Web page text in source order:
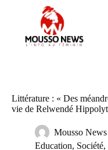
Littérature : « Des
vie de Relwendé
Mousso News
Education, Société,